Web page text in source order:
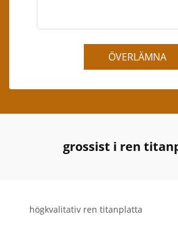
ÖVERLÄMNA
grossist i ren
högkvalitativ ren titanplatta